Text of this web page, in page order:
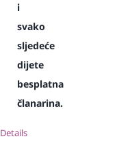
i
svako
sljedeće
dijete
besplatna
članarina.
Details